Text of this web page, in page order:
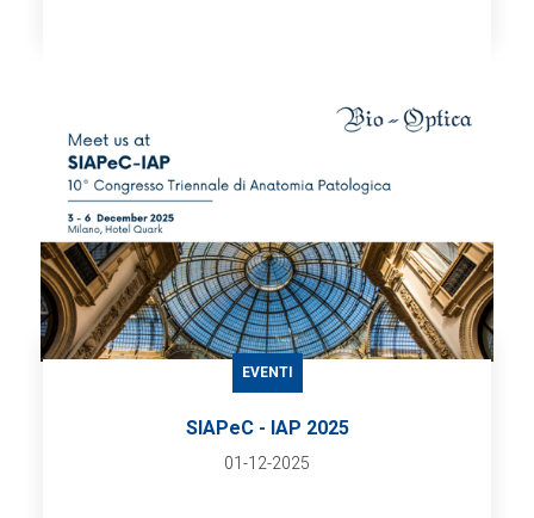
EVENTI
SIAPeC - IAP 2025
01-12-2025